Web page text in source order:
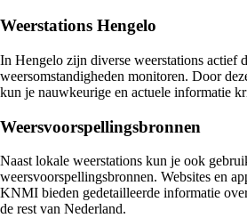
Weerstations Hengelo
In Hengelo zijn diverse weerstations actief
weersomstandigheden monitoren. Door
kun je nauwkeurige en actuele informatie
Weersvoorspellingsbronnen
Naast lokale weerstations kun je ook
weersvoorspellingsbronnen. Websites en
KNMI bieden gedetailleerde informatie
de rest van Nederland.